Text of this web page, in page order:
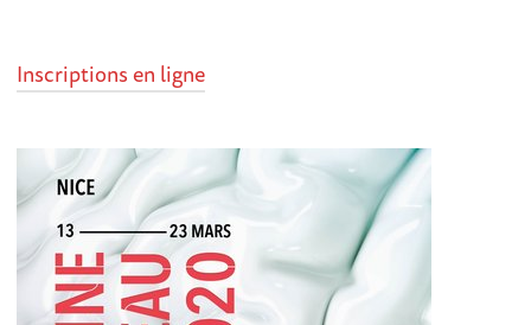
Inscriptions en ligne